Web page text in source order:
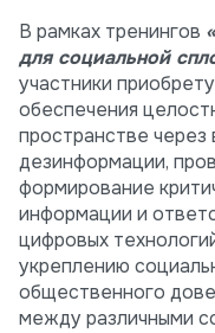
В рамках тренингов
для социальной
участники
обеспечения
пространстве
дезинформации,
формирование
информации и
цифровых
укреплению
общественного
между различными